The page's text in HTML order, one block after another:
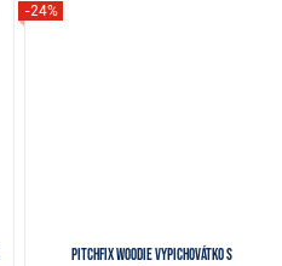
Pitchfix Woodie vypichovátko s
-24%